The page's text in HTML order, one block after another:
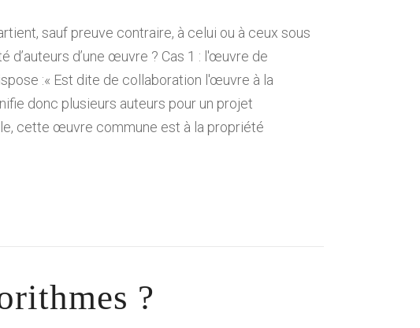
sauf preuve contraire, à celui ou à ceux sous
d’auteurs d’une œuvre ? Cas 1 : l'œuvre de
:« Est dite de collaboration l'œuvre à la
donc plusieurs auteurs pour un projet
cette œuvre commune est à la propriété
?